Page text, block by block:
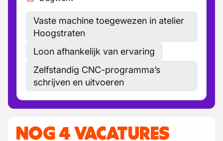
Vaste machine toegewezen in atelier
Hoogstraten
Loon afhankelijk van ervaring
Zelfstandig CNC-programma’s
schrijven en uitvoeren
NOG 4 VACATURES